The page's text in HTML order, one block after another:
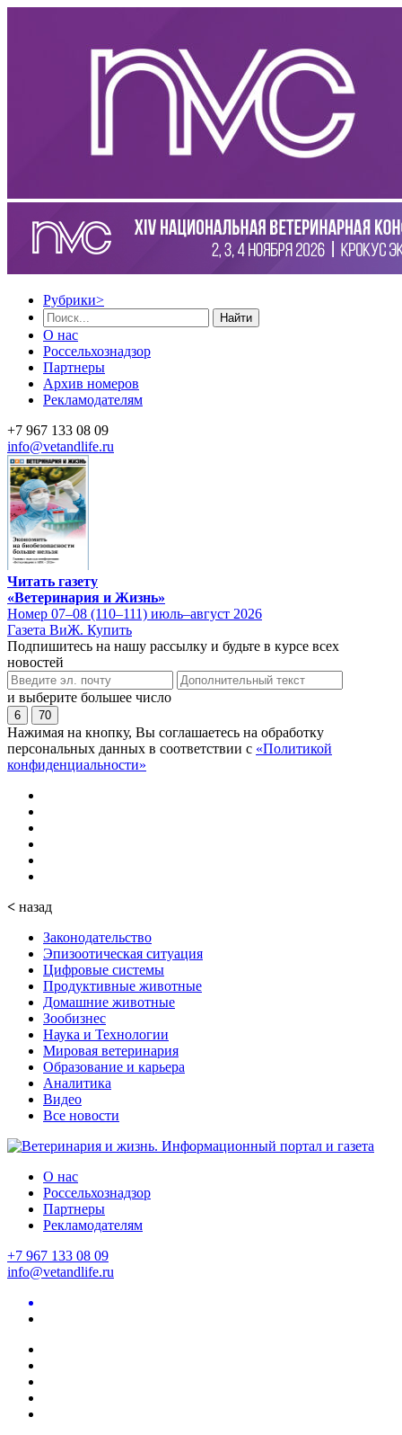
Рубрики>
Найти
О нас
Россельхознадзор
Партнеры
Архив номеров
Рекламодателям
+7 967 133 08 09
info@vetandlife.ru
Читать газету
«Ветеринария и Жизнь»
Номер 07–08 (110–111) июль–август 2026
Газета ВиЖ. Купить
Подпишитесь на нашу рассылку и будьте в курсе всех
новостей
и выберите большее число
6 70
Нажимая на кнопку, Вы соглашаетесь на обработку
персональных данных в соответствии с «Политикой
конфиденциальности»
< назад
Законодательство
Эпизоотическая ситуация
Цифровые системы
Продуктивные животные
Домашние животные
Зообизнес
Наука и Технологии
Мировая ветеринария
Образование и карьера
Аналитика
Видео
Все новости
О нас
Россельхознадзор
Партнеры
Рекламодателям
+7 967 133 08 09
info@vetandlife.ru